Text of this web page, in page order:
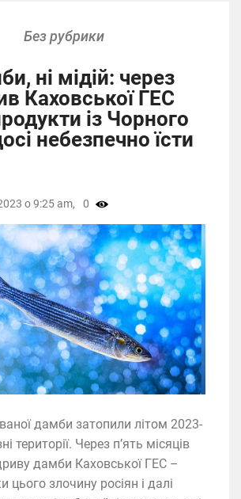
Без рубрики
ні мідій: через
Каховської ГЕС
із Чорного
небезпечно їсти
дамби затопили літом 2023-
території. Через п’ять місяців
дамби Каховської ГЕС –
цього злочину росіян і далі
о 9:25 am, 0